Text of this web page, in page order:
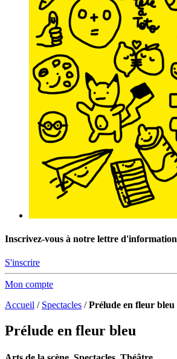
Inscrivez-vous à notre lettre d'information
S'inscrire
Mon compte
Accueil / Spectacles /Prélude en fleur bleu
Prélude en fleur bleu